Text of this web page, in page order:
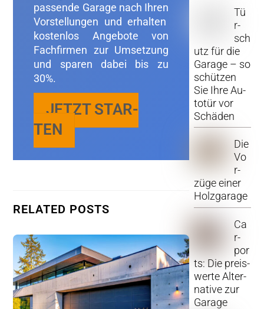
pas­sen­de Ga­ra­ge nach Ihren
Vor­stel­lun­gen und er­hal­ten
kos­ten­los An­ge­bo­te von
Fach­fir­men zur Um­set­zung
und spa­ren dabei bis zu
30%.
JETZT STAR­
TEN
RE­LA­TED POSTS
Tü
r­
sch
utz für die
Ga­ra­ge – so
schüt­zen
Sie Ihre Au­
to­tür vor
Schä­den
Die
Vo
r­
zü­ge einer
Holz­ga­ra­ge
Ca
r­
por
ts: Die preis­
wer­te Al­ter­
na­ti­ve zur
Ga­ra­ge